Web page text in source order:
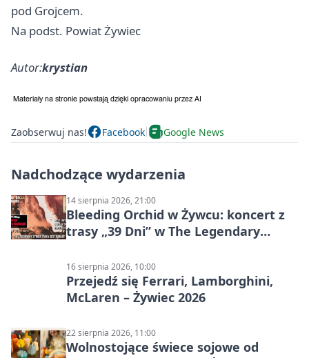
pod Grojcem.
Na podst. Powiat Żywiec
Autor:krystian
Zaobserwuj nas! Facebook Google News
Nadchodzące wydarzenia
14 sierpnia 2026, 21:00
Bleeding Orchid w Żywcu: koncert z
trasy „39 Dni” w The Legendary
16 sierpnia 2026, 10:00
Przejedź się Ferrari, Lamborghini,
McLaren – Żywiec 2026
22 sierpnia 2026, 11:00
Wolnostojące świece sojowe od